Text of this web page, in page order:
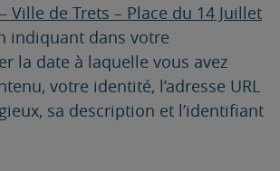
Ville de Trets – Place du 14 Juillet
indiquant dans votre
la date à laquelle vous avez
votre identité, l’adresse URL
sa description et l’identifiant